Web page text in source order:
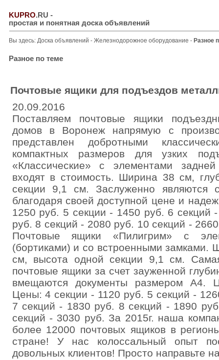
KUPRO.RU -
простая и понятная доска объявлений
Вы здесь: Доска объявлений - Железнодорожное оборудование - Разное
Разное по теме
Почтовые ящики для подъездов
20.09.2016
Поставляем почтовые ящики
домов в Воронеж напрямую с
представлен добротными
компактных размеров для узких
«Классические» с элементами
входят в стоимость. Ширина 38 см,
секции 9,1 см. Заслуженно являются
благодаря своей доступной цене и
1250 руб. 5 секции - 1450 руб. 6 секций
руб. 8 секций - 2080 руб. 10 секций -
Почтовые ящики «Пилигрим» с
(бортиками) и со встроенными замками.
см, высота одной секции 9,1 см.
почтовые ящики за счет зауженной
вмещаются документы размером А4.
Цены: 4 секции - 1120 руб. 5 секций -
7 секций - 1830 руб. 8 секций - 1890
секций - 3030 руб. За 2015г. наша
более 12000 почтовых ящиков в
стране! У нас колоссальный опыт
довольных клиентов! Просто направьте